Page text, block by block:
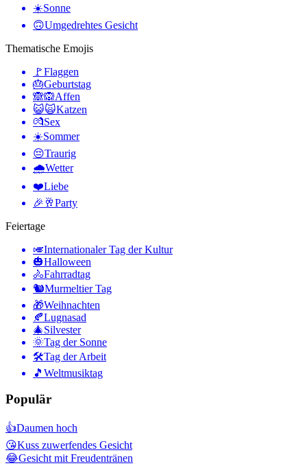
☀️Sonne
🙃Umgedrehtes Gesicht
Thematische Emojis
🚩Flaggen
🎂Geburtstag
🙈🙉Affen
😺🙀Katzen
💏Sex
☀️Sommer
😔Traurig
🌧Wetter
❤️Liebe
🎉🥂Party
Feiertage
🎺Internationaler Tag der Kultur
🎃Halloween
🚴Fahrradtag
🐿Murmeltier Tag
🎁Weihnachten
🍂Lugnasad
🎄Silvester
🌞Tag der Sonne
🛠Tag der Arbeit
🎵 Weltmusiktag
Populär
👍Daumen hoch
😘Kuss zuwerfendes Gesicht
😂Gesicht mit Freudentränen